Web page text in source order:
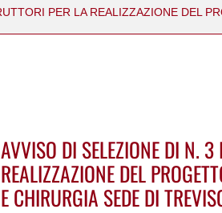
AVVISO DI SELEZIONE DI N.
REALIZZAZIONE DEL
E CHIRURGIA SEDE DI